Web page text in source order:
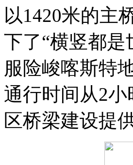
以1420米的主
下了“横竖都
服险峻喀斯特
通行时间从2
区桥梁建设提